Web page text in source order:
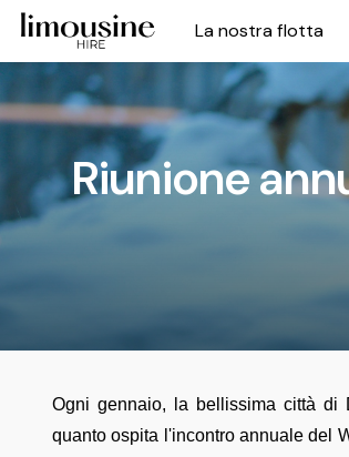
La nostra flotta
Riunione
Ogni gennaio, la bellissima città di
quanto ospita l'incontro annuale del